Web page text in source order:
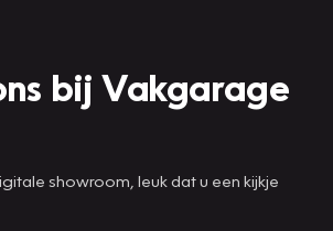
bij Vakgarage
showroom, leuk dat u een kijkje